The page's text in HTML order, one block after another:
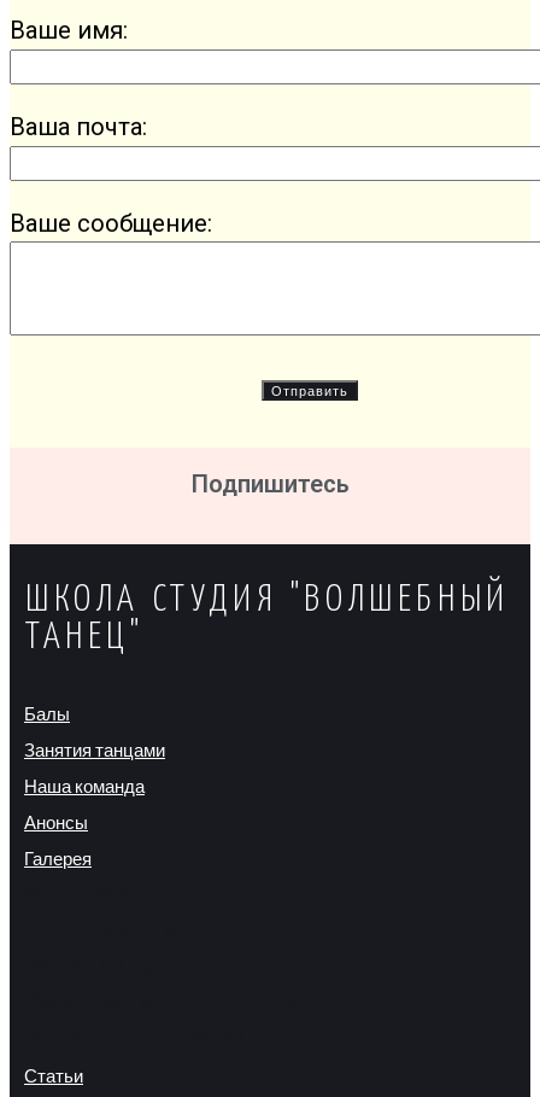
Ваше имя:
Ваша почта:
Ваше сообщение:
Подпишитесь
ШКОЛА СТУДИЯ "ВОЛШЕБНЫЙ
ТАНЕЦ"
Балы
Занятия танцами
Наша команда
Анонсы
Галерея
Статьи